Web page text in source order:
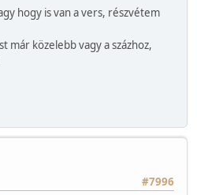
hogy is van a vers, részvétem
már közelebb vagy a százhoz,
#7996